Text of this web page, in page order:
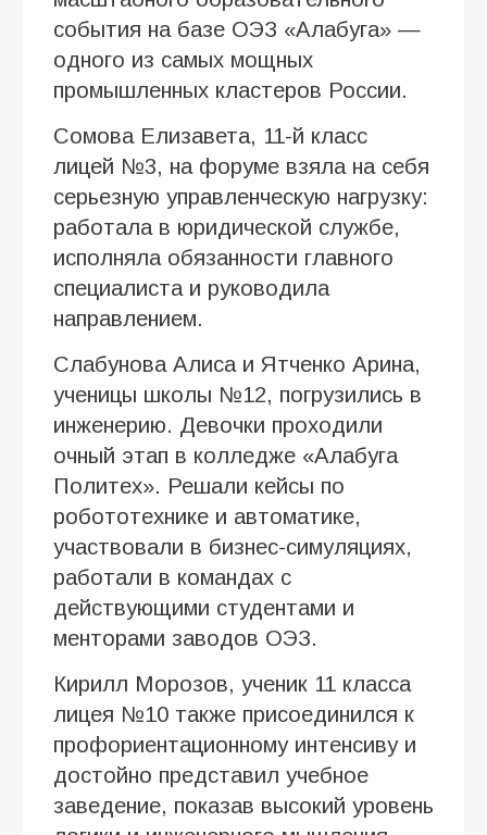
события на базе ОЭЗ «Алабуга» —
одного из самых мощных
промышленных кластеров России.
Сомова Елизавета, 11-й класс
лицей №3, на форуме взяла на себя
серьезную управленческую нагрузку:
работала в юридической службе,
исполняла обязанности главного
специалиста и руководила
направлением.
Слабунова Алиса и Ятченко Арина,
ученицы школы №12, погрузились в
инженерию. Девочки проходили
очный этап в колледже «Алабуга
Политех». Решали кейсы по
робототехнике и автоматике,
участвовали в бизнес-симуляциях,
работали в командах с
действующими студентами и
менторами заводов ОЭЗ.
Кирилл Морозов, ученик 11 класса
лицея №10 также присоединился к
профориентационному интенсиву и
достойно представил учебное
заведение, показав высокий уровень